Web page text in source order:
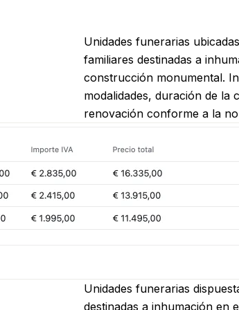
Unidades funerarias
familiares destinadas a
construcción monumental.
modalidades, duración de la
renovación conforme a la
Unidades funerarias
destinadas a inhumación en